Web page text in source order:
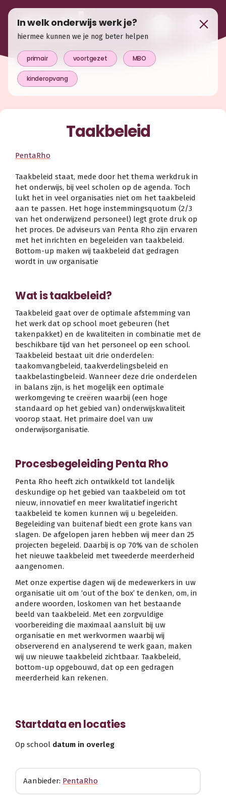
Taakbeleid
PentaRho
Taakbeleid staat, mede door het thema werkdruk in
het onderwijs, bij veel scholen op de agenda. Toch
lukt het in veel organisaties niet om het taakbeleid
aan te passen. Het hoge instemmingsquotum (2/3
van het onderwijzend personeel) legt grote druk op
het proces. De adviseurs van Penta Rho zijn ervaren
met het inrichten en begeleiden van taakbeleid.
Bottom-up maken wij taakbeleid dat gedragen
wordt in uw organisatie
Wat is taakbeleid?
Taakbeleid gaat over de optimale afstemming van
het werk dat op school moet gebeuren (het
takenpakket) en de kwaliteiten in combinatie met de
beschikbare tijd van het personeel op een school.
Taakbeleid bestaat uit drie onderdelen:
taakomvangbeleid, taakverdelingsbeleid en
taakbelastingbeleid. Wanneer deze drie onderdelen
in balans zijn, is het mogelijk een optimale
werkomgeving te creëren waarbij (een hoge
standaard op het gebied van) onderwijskwaliteit
voorop staat. Het primaire doel van uw
onderwijsorganisatie.
Procesbegeleiding Penta Rho
Penta Rho heeft zich ontwikkeld tot landelijk
deskundige op het gebied van taakbeleid om tot
nieuw, innovatief en meer kwalitatief ingericht
taakbeleid te komen kunnen wij u begeleiden.
Begeleiding van buitenaf biedt een grote kans van
slagen. De afgelopen jaren hebben wij meer dan 25
projecten begeleid. Daarbij is op 70% van de scholen
het nieuwe taakbeleid met tweederde meerderheid
aangenomen.
Met onze expertise dagen wij de medewerkers in uw
organisatie uit om ‘out of the box’ te denken, om, in
andere woorden, loskomen van het bestaande
beeld van taakbeleid. Met een zorgvuldige
voorbereiding die maximaal aansluit bij uw
organisatie en met werkvormen waarbij wij
observerend en analyserend te werk gaan, maken
wij uw nieuwe taakbeleid zichtbaar. Taakbeleid,
bottom-up opgebouwd, dat op een gedragen
meerderheid kan rekenen.
Startdata en locaties
Op school datum in overleg
Aanbieder: PentaRho
In welk onderwijs werk je?
hiermee kunnen we je nog beter helpen
primair voortgezet MBO
kinderopvang